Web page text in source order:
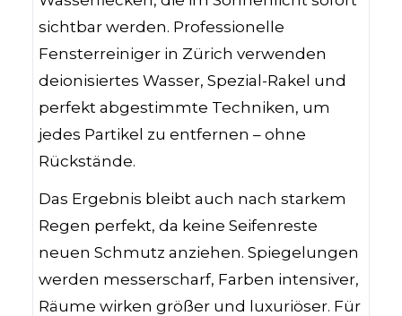
sichtbar werden. Professionelle
Fensterreiniger in Zürich verwenden
deionisiertes Wasser, Spezial-Rakel und
perfekt abgestimmte Techniken, um
jedes Partikel zu entfernen – ohne
Rückstände.
Das Ergebnis bleibt auch nach starkem
Regen perfekt, da keine Seifenreste
neuen Schmutz anziehen. Spiegelungen
werden messerscharf, Farben intensiver,
Räume wirken größer und luxuriöser. Für